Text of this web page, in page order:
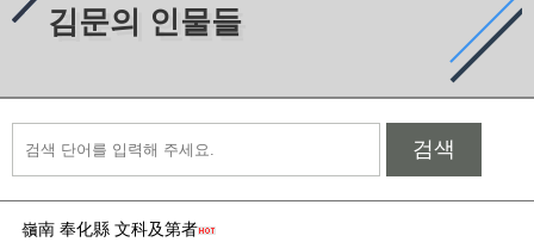
김문의 인물들
검색
嶺南 奉化縣 文科及第者